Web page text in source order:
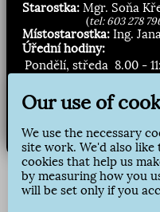
Starostka: Mgr. Soňa
(tel: 603 278
Místostarostka: Ing.
Úřední hodiny:
Pondělí, středa 8.00 -
Zasílání novinek:
Přihlásit odběr
Our use of
We use the necessary
site work. We'd also like
cookies that help us
by measuring how you
will be set only if you